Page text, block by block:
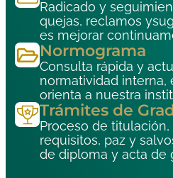
Radicado y
quejas, reclamos
es mejorar
Normograma
Consulta rápida y
normatividad interna,
orienta a nuestra
Trámites de
Proceso de
requisitos, paz y
de diploma y acta de